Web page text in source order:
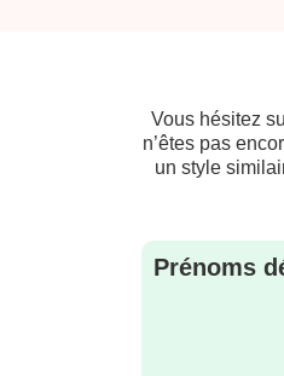
Vous hésitez
n’êtes pas
un style
Prénoms